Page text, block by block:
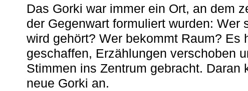
Das Gorki war immer ein Ort, an dem
der Gegenwart formuliert wurden: Wer
wird gehört? Wer bekommt Raum? Es
geschaffen, Erzählungen verschoben
Stimmen ins Zentrum gebracht. Daran
neue Gorki an.